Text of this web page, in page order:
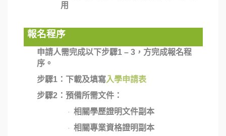
用
報名程序
申請人需完成以下步驟1 –3，方完成報名程
序。
步驟1：下載及填寫入學申請表
步驟2：預備所需文件：
· 相關學歷證明文件副本
· 相關專業資格證明副本